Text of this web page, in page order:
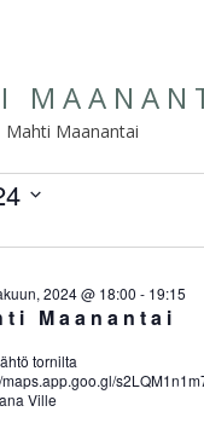
Mahti Maanantai
Maanantai
2024 @ 18:00 - 19:15
tornilta
maps.app.goo.gl/
Ville